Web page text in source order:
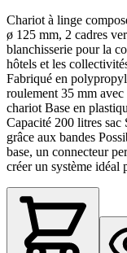
Chariot à linge
ø 125 mm, 2 cadres
blanchisserie pour la
hôtels et les
Fabriqué en
roulement 35 mm
chariot Base en
Capacité 200 litres sac
grâce aux bandes
base, un connecteur
créer un système idéal